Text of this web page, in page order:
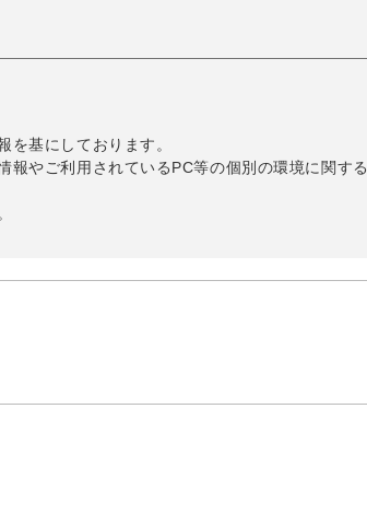
を基にしております。
報やご利用されているPC等の個別の環境に関す